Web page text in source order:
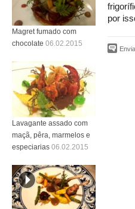
por
Magret fumado com
chocolate 06.02.2015
Lavagante assado com
maçã, pêra, marmelos e
especiarias 06.02.2015